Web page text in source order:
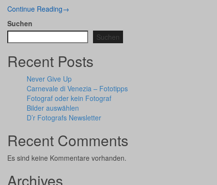
Continue Reading→
Suchen
Suchen
Recent Posts
Never Give Up
Carnevale di Venezia – Fototipps
Fotograf oder kein Fotograf
Bilder auswählen
D’r Fotografs Newsletter
Recent Comments
Es sind keine Kommentare vorhanden.
Archives